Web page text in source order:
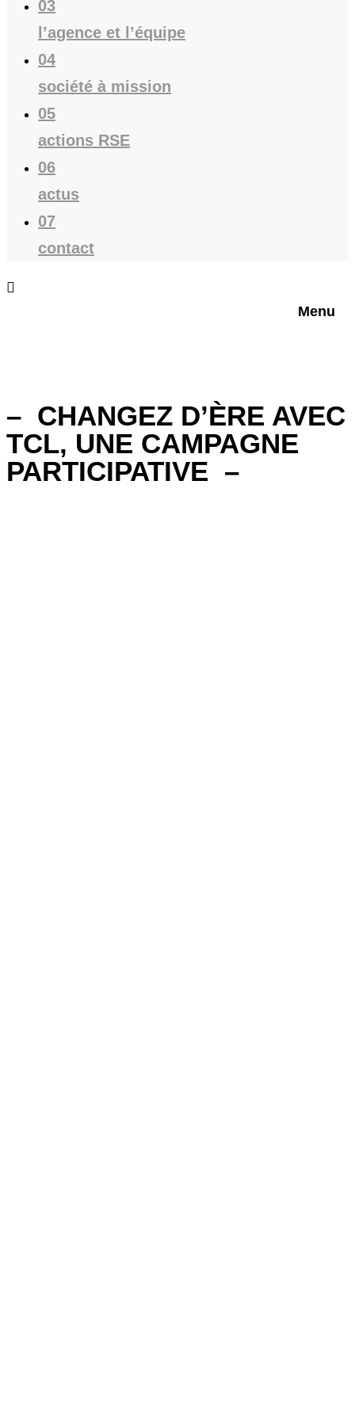
03
l’agence et l’équipe
04
société à mission
05
actions RSE
06
actus
07
contact
Menu
CHANGEZ D’ÈRE AVEC
TCL, UNE CAMPAGNE
PARTICIPATIVE